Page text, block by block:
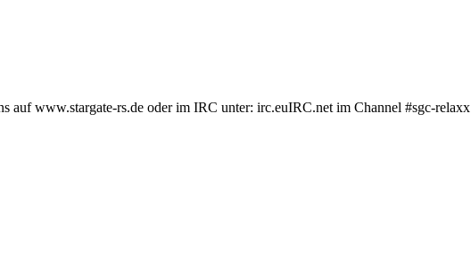
auf www.stargate-rs.de oder im IRC unter: irc.euIRC.net im Channel #sgc-relaxx